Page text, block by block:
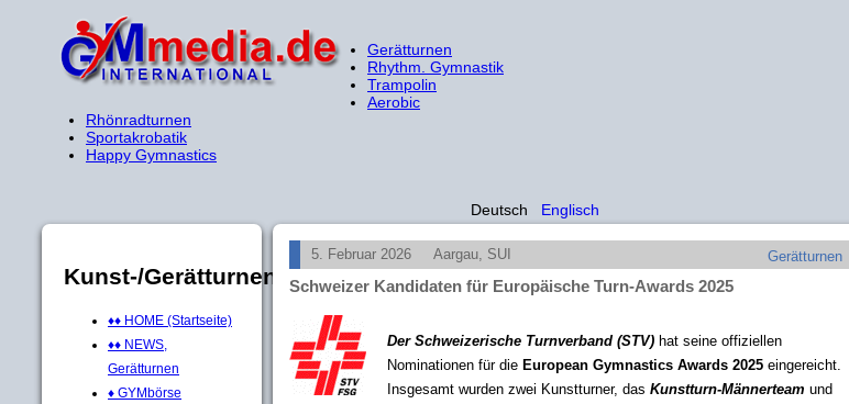
Gerätturnen
Rhythm. Gymnastik
Trampolin
Aerobic
Rhönradturnen
Sportakrobatik
Happy Gymnastics
Deutsch Englisch
Kunst-/Gerätturnen
♦♦ HOME (Startseite)
♦♦ NEWS,
Gerätturnen
♦ GYMbörse
5. Februar 2026 Aargau, SUI Gerätturnen
Schweizer Kandidaten für Europäische Turn-Awards 2025
Der Schweizerische Turnverband (STV) hat seine offiziellen
Nominationen für die European Gymnastics Awards 2025 eingereicht.
Insgesamt wurden zwei Kunstturner, das Kunstturn-Männerteam und